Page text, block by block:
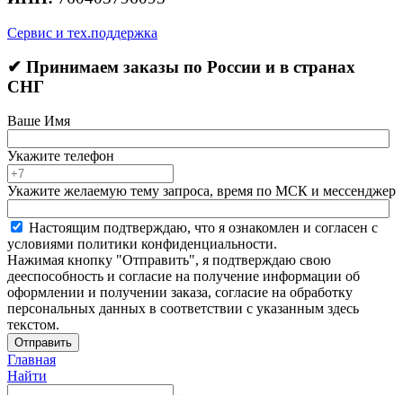
Сервис и тех.поддержка
✔ Принимаем заказы по России и в странах
СНГ
Ваше Имя
Укажите телефон
Укажите желаемую тему запроса, время по МСК и мессенджер
Настоящим подтверждаю, что я ознакомлен и согласен с
условиями политики конфиденциальности.
Нажимая кнопку "Отправить", я подтверждаю свою
дееспособность и согласие на получение информации об
оформлении и получении заказа, согласие на обработку
персональных данных в соответствии с указанным здесь
текстом.
Отправить
Главная
Найти